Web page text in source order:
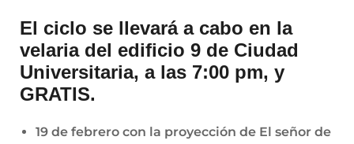
El ciclo se llevará a cabo en la
velaria del edificio 9 de Ciudad
Universitaria, a las 7:00 pm, y
GRATIS.
19 de febrero con la proyección de El señor de